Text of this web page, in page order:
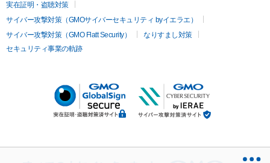
実在証明・盗聴対策
サイバー攻撃対策（GMOサイバーセキュリティ byイエラエ）
サイバー攻撃対策（GMO Flatt Security）
なりすまし対策
セキュリティ事業の軌跡